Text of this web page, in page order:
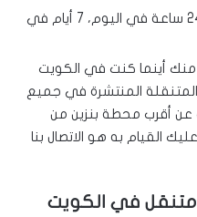
خدمة 24 ساعة في اليوم، 7 أيام في
منك أينما كنت في الكويت
المنتشرة في جميع
عن أقرب محطة بنزين من
القيام به هو الاتصال بنا
متنقل في الكويت